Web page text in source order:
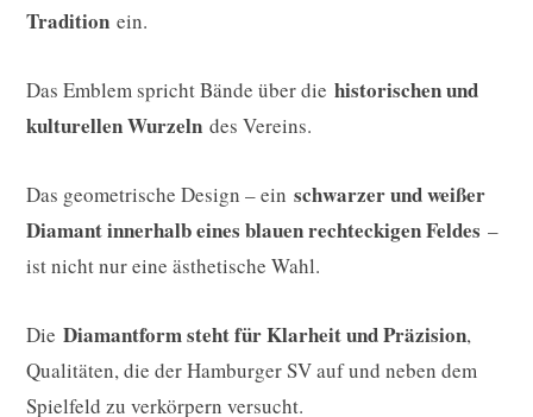
Tradition ein.
Das Emblem spricht Bände über die historischen und
kulturellen Wurzeln des Vereins.
Das geometrische Design – ein schwarzer und weißer
Diamant innerhalb eines blauen rechteckigen Feldes –
ist nicht nur eine ästhetische Wahl.
Die Diamantform steht für Klarheit und Präzision,
Qualitäten, die der Hamburger SV auf und neben dem
Spielfeld zu verkörpern versucht.